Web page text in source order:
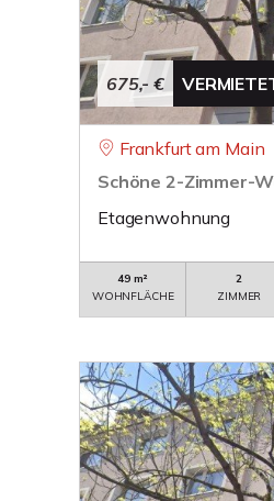
675,- €
Frankfurt am Main
Schöne 2-Zimmer-
Etagenwohnung
49 m²
WOHNFLÄCHE
2
ZIMMER